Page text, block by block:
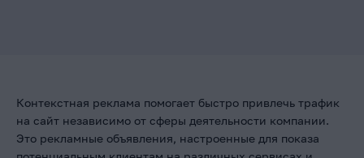
Контекстная реклама помогает быстро привлечь трафик
на сайт независимо от сферы деятельности компании.
Это рекламные объявления, настроенные для показа